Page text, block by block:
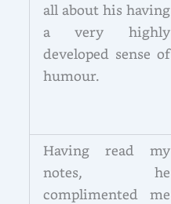
all about his having
a very highly
developed sense of
humour.
Having read my
notes, he
complimented me